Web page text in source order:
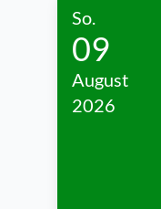
So.
09
August
2026